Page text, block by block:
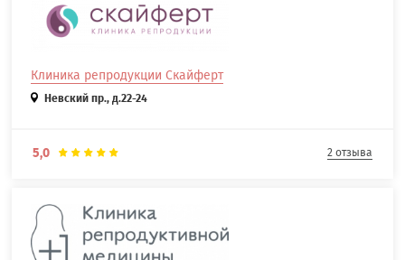
Клиника репродукции Скайферт
Невский пр., д.22-24
5,0 2 отзыва